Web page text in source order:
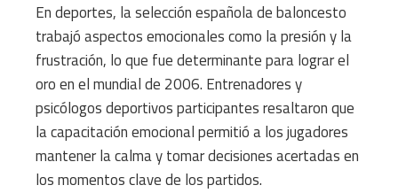
En deportes, la selección española de baloncesto
trabajó aspectos emocionales como la presión y la
frustración, lo que fue determinante para lograr el
oro en el mundial de 2006. Entrenadores y
psicólogos deportivos participantes resaltaron que
la capacitación emocional permitió a los jugadores
mantener la calma y tomar decisiones acertadas en
los momentos clave de los partidos.